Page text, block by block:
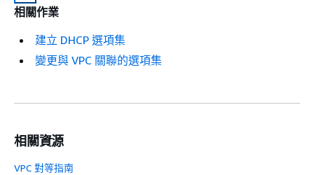
相關作業
建立 DHCP 選項集
變更與 VPC 關聯的選項集
相關資源
VPC 對等指南